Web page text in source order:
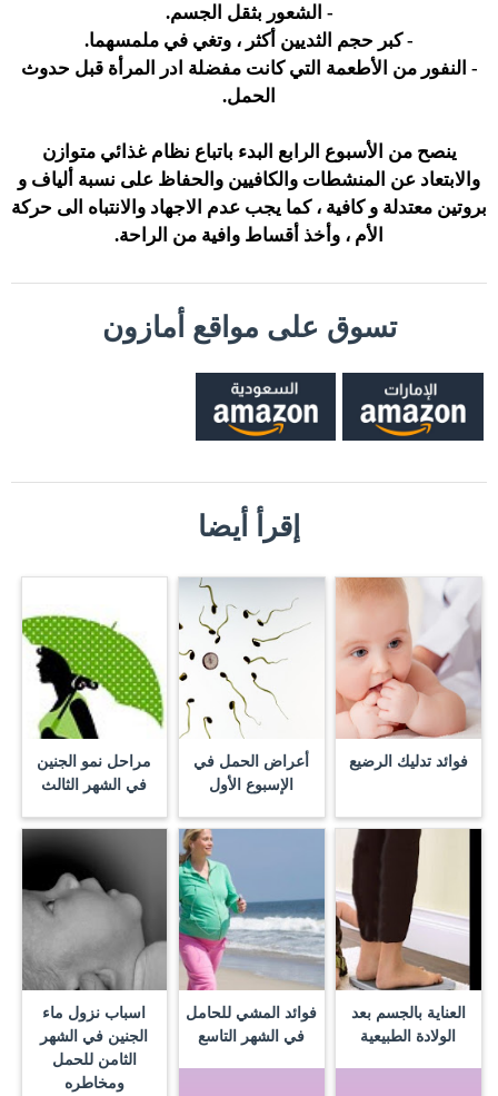
- الشعور بثقل الجسم.
- كبر حجم الثديين أكثر ، وتغي في ملمسهما.
- النفور من الأطعمة التي كانت مفضلة ادر المرأة قبل حدوث
الحمل.
ينصح من الأسبوع الرابع البدء باتباع نظام غذائي متوازن
والابتعاد عن المنشطات والكافيين والحفاظ على نسبة ألياف و
بروتين معتدلة و كافية ، كما يجب عدم الاجهاد والانتباه الى حركة
الأم ، وأخذ أقساط وافية من الراحة.
تسوق على مواقع أمازون
إقرأ أيضا
فوائد تدليك الرضيع
أعراض الحمل في
الإسبوع الأول
مراحل نمو الجنين
في الشهر الثالث
العناية بالجسم بعد
الولادة الطبيعية
فوائد المشي للحامل
في الشهر التاسع
اسباب نزول ماء
الجنين في الشهر
الثامن للحمل
ومخاطره